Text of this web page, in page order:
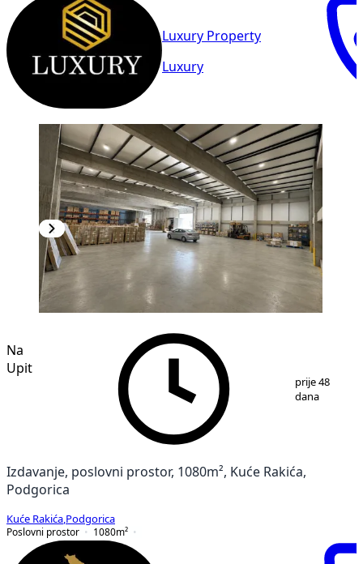
Luxury Property
Luxury
Na
Upit
prije 48
dana
Izdavanje, poslovni prostor, 1080m², Kuće Rakića,
Podgorica
Kuće Rakića Podgorica
Poslovni prostor
1080m²